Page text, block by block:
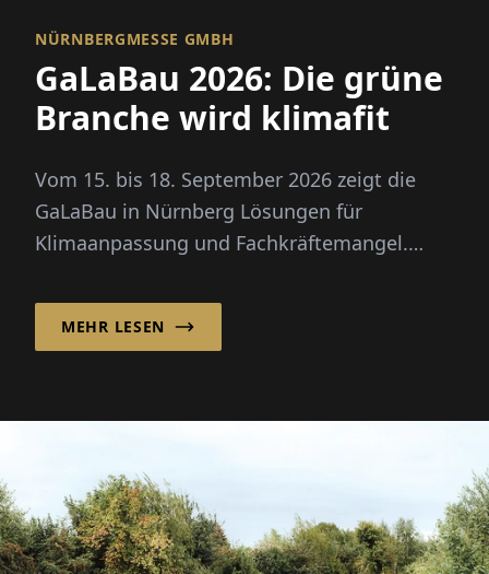
NÜRNBERGMESSE GMBH
GaLaBau 2026: Die grüne
Branche wird klimafit
Vom 15. bis 18. September 2026 zeigt die
GaLaBau in Nürnberg Lösungen für
Klimaanpassung und Fachkräftemangel.
Digitalisierung und KI.
MEHR LESEN